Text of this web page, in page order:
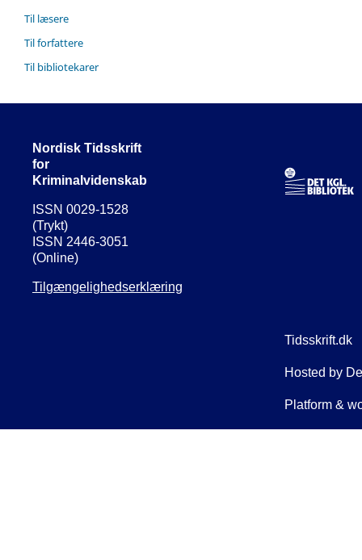
Til læsere
Til forfattere
Til bibliotekarer
Nordisk Tidsskrift
for
Kriminalvidenskab
ISSN 0029-1528
(Trykt)
ISSN 2446-3051
(Online)
Tilgængelighedserklæring